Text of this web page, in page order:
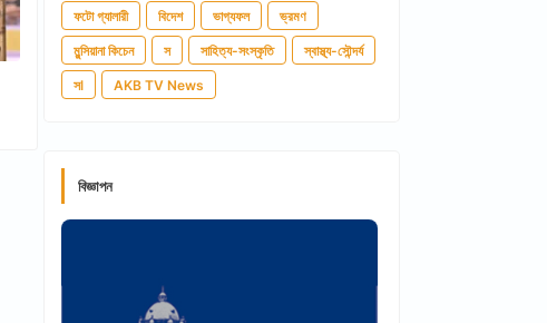
ফটো গ্যালারী বিদেশ ভাগ্যফল ভ্রমণ
মুন্সিয়ানা কিচেন স সাহিত্য-সংস্কৃতি স্বাস্থ্য-সৌন্দর্য
সl AKB TV News
বিজ্ঞাপন